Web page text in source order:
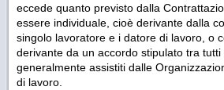
eccede quanto previsto dalla
essere individuale, cioè derivante dalla
singolo lavoratore e i datore di lavoro, o
derivante da un accordo stipulato tra tutti
generalmente assistiti dalle
di lavoro.